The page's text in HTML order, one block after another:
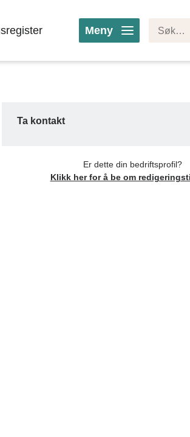
Meny
Ta kontakt
Er dette din bedriftsprofil?
Klikk her for å be om